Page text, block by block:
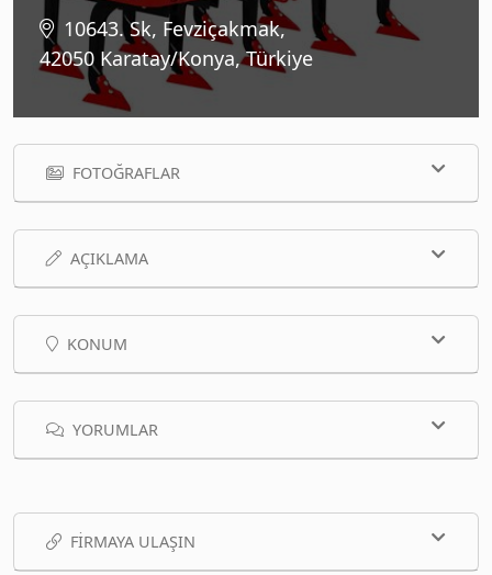
10643. Sk, Fevziçakmak,
42050 Karatay/Konya, Türkiye
FOTOĞRAFLAR
AÇIKLAMA
KONUM
YORUMLAR
FIRMAYA ULAŞIN